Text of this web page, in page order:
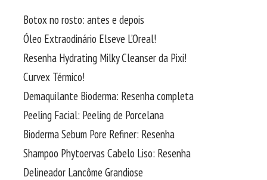
Botox no rosto: antes e depois
Óleo Extraodinário Elseve L’Oreal!
Resenha Hydrating Milky Cleanser da Pixi!
Curvex Térmico!
Demaquilante Bioderma: Resenha completa
Peeling Facial: Peeling de Porcelana
Bioderma Sebum Pore Refiner: Resenha
Shampoo Phytoervas Cabelo Liso: Resenha
Delineador Lancôme Grandiose